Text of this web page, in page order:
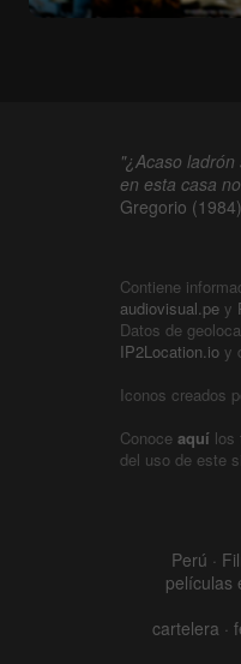
"¿Acaso ladrón
en esta casa
Gregorio (1984)
Contiene
audiovisual.pe y
Datos de
IP2Location.io y
Iconos creados
Conoce aquí los
del uso de este
Perú ·
películas
cartelera ·